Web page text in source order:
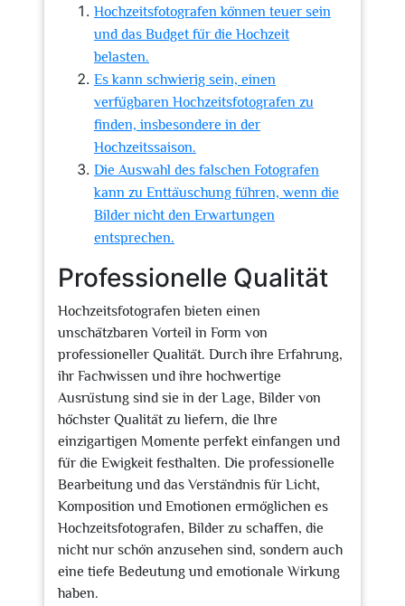
Hochzeitsfotografen können teuer sein
und das Budget für die Hochzeit
belasten.
Es kann schwierig sein, einen
verfügbaren Hochzeitsfotografen zu
finden, insbesondere in der
Hochzeitssaison.
Die Auswahl des falschen Fotografen
kann zu Enttäuschung führen, wenn die
Bilder nicht den Erwartungen
entsprechen.
Professionelle Qualität
Hochzeitsfotografen bieten einen
unschätzbaren Vorteil in Form von
professioneller Qualität. Durch ihre Erfahrung,
ihr Fachwissen und ihre hochwertige
Ausrüstung sind sie in der Lage, Bilder von
höchster Qualität zu liefern, die Ihre
einzigartigen Momente perfekt einfangen und
für die Ewigkeit festhalten. Die professionelle
Bearbeitung und das Verständnis für Licht,
Komposition und Emotionen ermöglichen es
Hochzeitsfotografen, Bilder zu schaffen, die
nicht nur schön anzusehen sind, sondern auch
eine tiefe Bedeutung und emotionale Wirkung
haben.